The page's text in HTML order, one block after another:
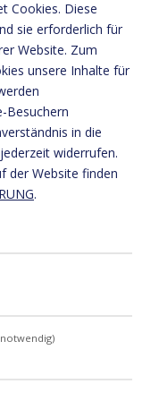
die Option
Cookies. Diese
sie erforderlich für
Website. Zum
unsere Inhalte für
Besuchern
in die
widerrufen.
der Website finden
.